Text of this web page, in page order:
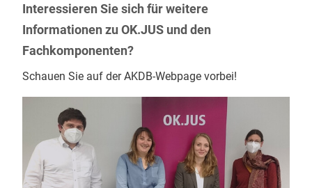
Interessieren Sie sich für weitere
Informationen zu OK.JUS und den
Fachkomponenten?
Schauen Sie auf der AKDB-Webpage vorbei!